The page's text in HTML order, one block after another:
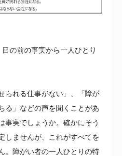
の前の事実から一人ひとり
られる仕事がない」、「障が
る」などの声を聞くことがあ
事実でしょうか。確かにそう
しませんが、これがすべてを
。障がい者の一人ひとりの特